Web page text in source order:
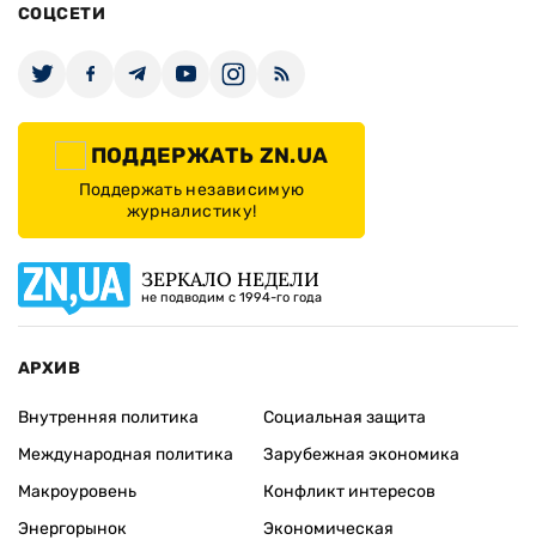
СОЦСЕТИ
ПОДДЕРЖАТЬ ZN.UA
Поддержать независимую
журналистику!
ЗЕРКАЛО НЕДЕЛИ
не подводим с 1994-го года
АРХИВ
Внутренняя политика
Международная политика
Макроуровень
Энергорынок
Социальная защита
Зарубежная экономика
Конфликт интересов
Экономическая